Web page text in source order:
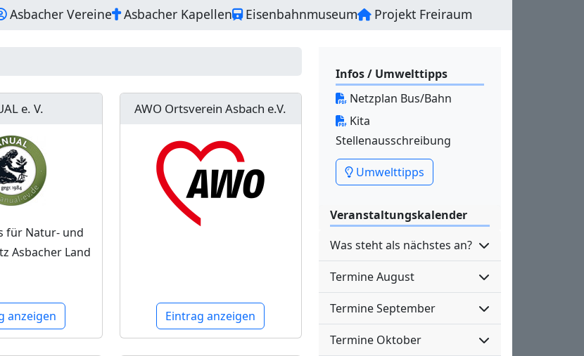
Asbacher Vereine Asbacher Kapellen Eisenbahnmuseum Projekt Freiraum
e. V.
für Natur- und
Asbacher Land
anzeigen
AWO Ortsverein Asbach e.V.
Eintrag anzeigen
Infos / Umwelttipps
Netzplan Bus/Bahn
Kita
Stellenausschreibung
Umwelttipps
Veranstaltungskalender
Was steht als nächstes an?
Termine August
Termine September
Termine Oktober